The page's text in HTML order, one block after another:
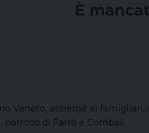
È
Veneto, assieme ai
, parroco di Farrò e Combai.